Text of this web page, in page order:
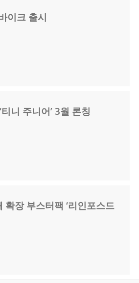
이크 출시
니 주니어’ 3월 론칭
확장 부스터팩 ‘리인포스드